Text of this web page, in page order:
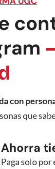
con
que
Ahorra
Paga solo por